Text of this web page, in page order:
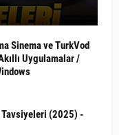
Sinema ve TurkVod
Uygulamalar /
Tavsiyeleri (2025) -